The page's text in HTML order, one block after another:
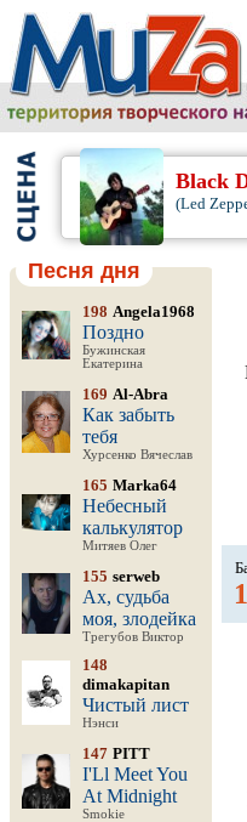
Black
(Led
Песня дня
198 Angela1968
Поздно
Бужинская
Екатерина
169 Al-Abra
Как забыть
тебя
Хурсенко Вячеслав
165 Marka64
Небесный
калькулятор
Митяев Олег
155 serweb
Ах, судьба
моя, злодейка
Трегубов Виктор
148
dimakapitan
Чистый лист
Нэнси
147 PITT
I'Ll Meet You
At Midnight
Smokie